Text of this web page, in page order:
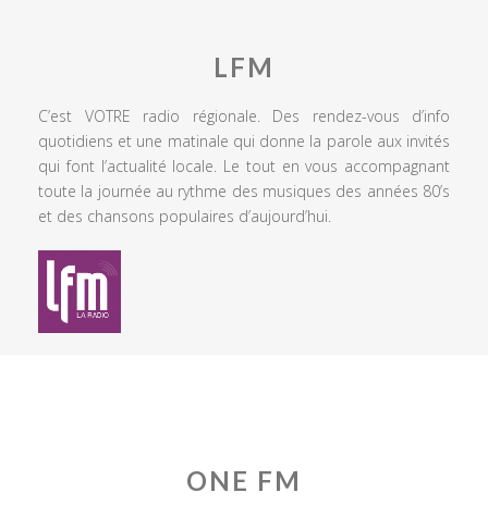
LFM
C’est VOTRE radio régionale. Des rendez-vous d’info
quotidiens et une matinale qui donne la parole aux invités
qui font l’actualité locale. Le tout en vous accompagnant
toute la journée au rythme des musiques des années 80’s
et des chansons populaires d’aujourd’hui.
ONE FM